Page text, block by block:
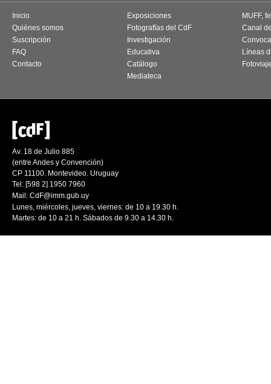
Inicio
Quiénes somos
Suscripción
FAQ
Contacto
Exposiciones
Fotografías del CdF
Investigación
Educativa
Catálogo
Mediateca
MUFF,
Canal
Líneas
Av. 18 de Julio 885
(entre Andes y Convención)
CP 11100. Montevideo. Uruguay
Tel: [598 2] 1950 7960
Mail: CdF@imm.gub.uy
Lunes, miércoles, jueves, viernes: de 10 a 19.30 h.
Martes: de 10 a 21 h. Sábados de 9.30 a 14.30 h.